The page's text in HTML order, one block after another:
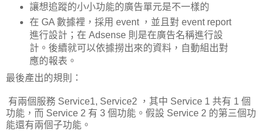
讓想追蹤的小小功能的廣告單元是不一樣的
在 GA 數據裡，採用 event ，並且對 event report
進行設計；在 Adsense 則是在廣告名稱進行設
計。後續就可以依據撈出來的資料，自動組出對
應的報表。
最後產出的規則：
有兩個服務 Service1, Service2 ，其中 Service 1 共有 1 個
功能，而 Service 2 有 3 個功能。假設 Service 2 的第三個功
能還有兩個子功能。